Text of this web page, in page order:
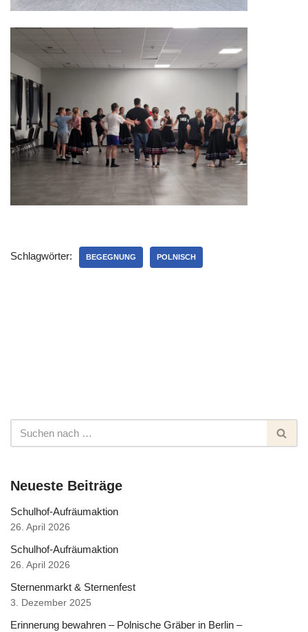
Schlagwörter: BEGEGNUNG POLNISCH
Neueste Beiträge
Schulhof-Aufräumaktion
26. April 2026
Schulhof-Aufräumaktion
26. April 2026
Sternenmarkt & Sternenfest
3. Dezember 2025
Erinnerung bewahren – Polnische Gräber in Berlin –